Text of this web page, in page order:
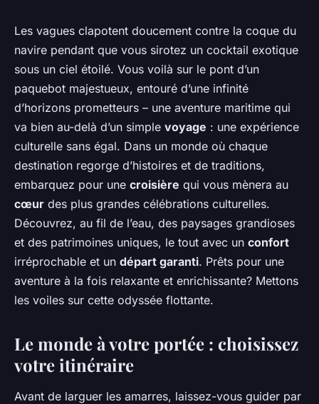
Croisières et célébrations
mondiales : Expériences
culturelles uniques
Edouard•22 décembre 2023•4 min de lecture
Les vagues clapotent doucement contre la coque du
navire pendant que vous sirotez un cocktail exotique
sous un ciel étoilé. Vous voilà sur le pont d’un
paquebot majestueux, entouré d’une infinité
d’horizons prometteurs – une aventure maritime qui
va bien au-delà d’un simple voyage : une expérience
culturelle sans égal. Dans un monde où chaque
destination regorge d’histoires et de traditions,
embarquez pour une croisière qui vous mènera au
cœur des plus grandes célébrations culturelles.
Découvrez, au fil de l’eau, des paysages grandioses
et des patrimoines uniques, le tout avec un confort
irréprochable et un départ garanti. Prêts pour une
aventure à la fois relaxante et enrichissante? Mettons
les voiles sur cette odyssée flottante.
Le monde à votre portée : choisissez
votre itinéraire
Avant de larguer les amarres, laissez-vous guider par